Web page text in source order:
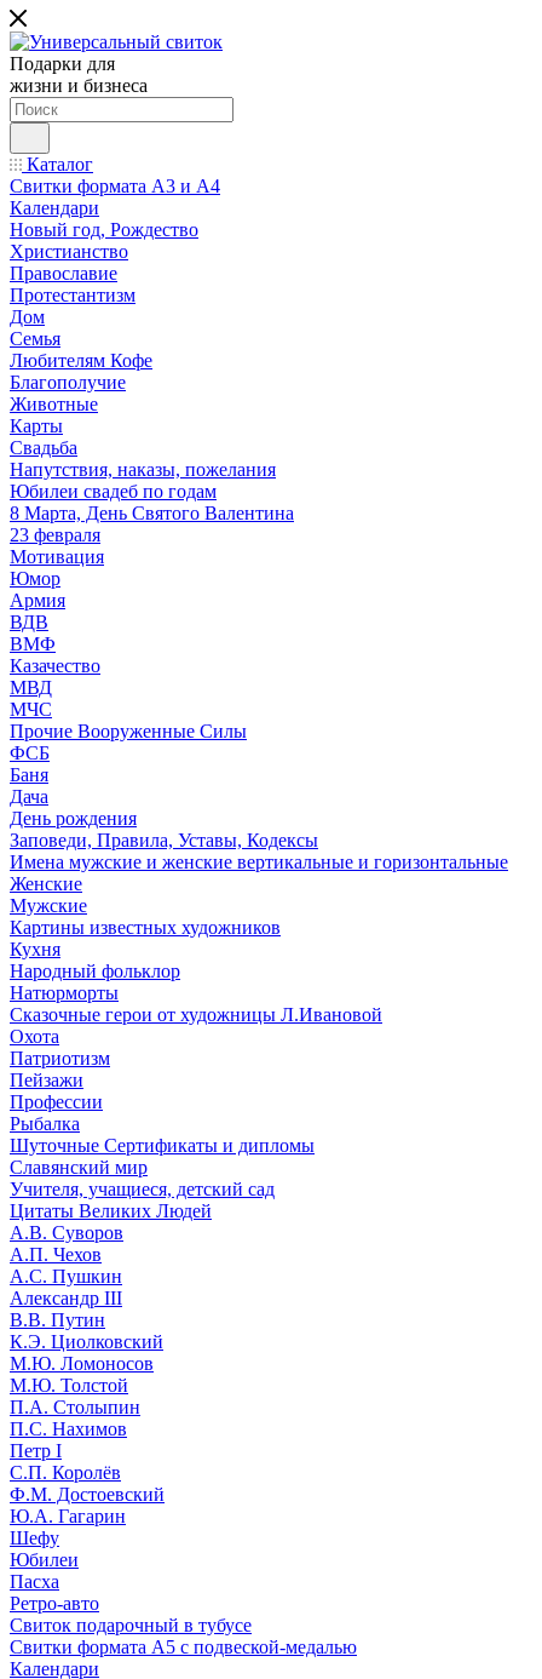
Подарки для
жизни и бизнеса
Каталог
Свитки формата А3 и А4
Календари
Новый год, Рождество
Христианство
Православие
Протестантизм
Дом
Семья
Любителям Кофе
Благополучие
Животные
Карты
Свадьба
Напутствия, наказы, пожелания
Юбилеи свадеб по годам
8 Марта, День Святого Валентина
23 февраля
Мотивация
Юмор
Армия
ВДВ
ВМФ
Казачество
МВД
МЧС
Прочие Вооруженные Силы
ФСБ
Баня
Дача
День рождения
Заповеди, Правила, Уставы, Кодексы
Имена мужские и женские вертикальные и горизонтальные
Женские
Мужские
Картины известных художников
Кухня
Народный фольклор
Натюрморты
Сказочные герои от художницы Л.Ивановой
Охота
Патриотизм
Пейзажи
Профессии
Рыбалка
Шуточные Сертификаты и дипломы
Славянский мир
Учителя, учащиеся, детский сад
Цитаты Великих Людей
А.В. Суворов
А.П. Чехов
А.С. Пушкин
Александр III
В.В. Путин
К.Э. Циолковский
М.Ю. Ломоносов
М.Ю. Толстой
П.А. Столыпин
П.С. Нахимов
Петр I
С.П. Королёв
Ф.М. Достоевский
Ю.А. Гагарин
Шефу
Юбилеи
Пасха
Ретро-авто
Свиток подарочный в тубусе
Свитки формата А5 с подвеской-медалью
Календари